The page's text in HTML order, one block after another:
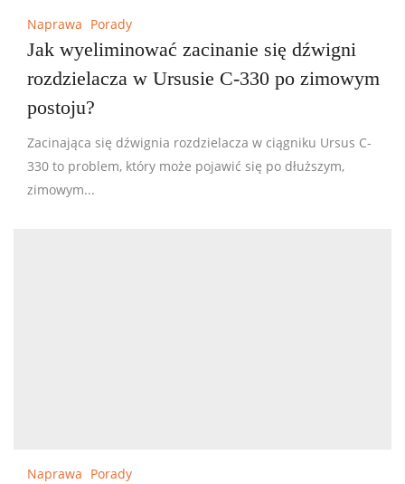
Naprawa Porady
Jak wyeliminować zacinanie się dźwigni
rozdzielacza w Ursusie C-330 po zimowym
postoju?
Zacinająca się dźwignia rozdzielacza w ciągniku Ursus C-
330 to problem, który może pojawić się po dłuższym,
zimowym...
Naprawa Porady